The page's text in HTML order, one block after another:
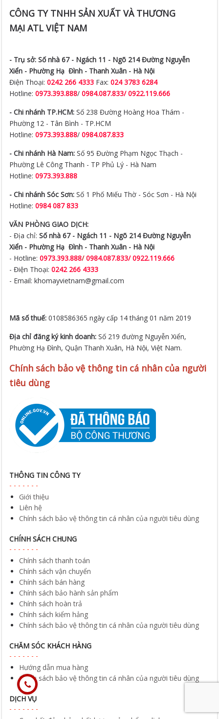
CÔNG TY TNHH SẢN XUẤT VÀ THƯƠNG
MẠI ATL VIỆT NAM
- Trụ sở: Số nhà 67 - Ngách 11 - Ngõ 214 Đường Nguyễn
Xiển - Phường Hạ Đình - Thanh Xuân - Hà Nội
Điện Thoại:0242 266 4333 Fax:024 3783 6284
Hotline:0973.393.888/0984.087.833/ 0922.119.666
- Chi nhánh TP.HCM: Số 238 Đường Hoàng Hoa Thám -
Phường 12 - Tân Bình - TP.HCM
Hotline:0973.393.888/0984.087.833
- Chi nhánh Hà Nam: Số 95 Đường Phạm Ngọc Thạch -
Phường Lê Công Thanh - TP Phủ Lý - Hà Nam
Hotline:0973.393.888
- Chi nhánh Sóc Sơn: Số 1 Phố Miếu Thờ - Sóc Sơn - Hà Nội
Hotline:0984 087 833
VĂN PHÒNG GIAO DỊCH:
- Địa chỉ:Số nhà 67 - Ngách 11 - Ngõ 214 Đường Nguyễn
Xiển - Phường Hạ Đình - Thanh Xuân - Hà Nội
- Hotline:0973.393.888/ 0984.087.833/ 0922.119.666
- Điện Thoại:0242 266 4333
- Email: khomayvietnam@gmail.com
Mã số thuế:0108586365 ngày cấp 14 tháng 01 năm 2019
Địa chỉ đăng ký kinh doanh:Số 219 đường Nguyễn Xiển,
Phường Hạ Đình, Quận Thanh Xuân, Hà Nội, Việt Nam.
Chính sách bảo vệ thông tin cá nhân của người
tiêu dùng
THÔNG TIN CÔNG TY
Giới thiệu
Liên hệ
Chính sách bảo vệ thông tin cá nhân của người tiêu dùng
CHÍNH SÁCH CHUNG
Chính sách thanh toán
Chính sách vận chuyển
Chính sách bán hàng
Chính sách bảo hành sản phẩm
Chính sách hoàn trả
Chính sách kiểm hảng
Chính sách bảo vệ thông tin cá nhân của người tiêu dùng
CHĂM SÓC KHÁCH HÀNG
Hướng dẫn mua hàng
Chính sách bảo vệ thông tin cá nhân của người tiêu dùng
DỊCH VỤ